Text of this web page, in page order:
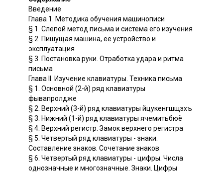
Введение
Глава 1. Методика обучения машинописи
§ 1. Слепой метод письма и система его изучения
§ 2. Пишущая машина, ее устройство и
эксплуатация
§ 3. Постановка руки. Отработка удара и ритма
письма
Глава II. Изучение клавиатуры. Техника письма
§ 1. Основной (2-й) ряд клавиатуры
фывапролдже
§ 2. Верхний (3-й) ряд клавиатуры йцукенгшщзхъ
§ 3. Нижний (1-й) ряд клавиатуры ячемитьбюё
§ 4. Верхний регистр. Замок верхнего регистра
§ 5. Четвертый ряд клавиатуры - знаки.
Составление знаков. Сочетание знаков
§ 6. Четвертый ряд клавиатуры - цифры. Числа
однозначные и многозначные. Знаки. Цифры